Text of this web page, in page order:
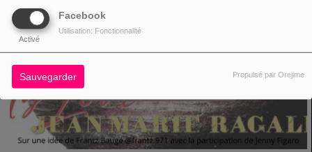
Facebook
Activé
Utilisation: Fonctionnalité
Sauvegarder Propulsé par Orejime